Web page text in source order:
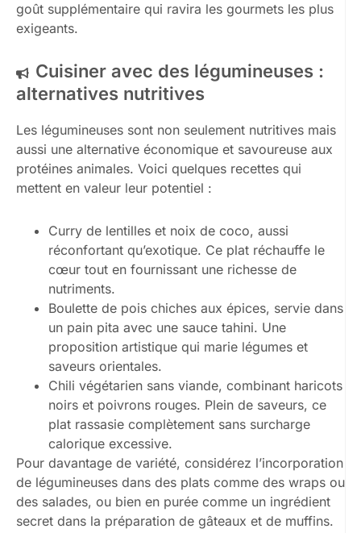
goût supplémentaire qui ravira les gourmets les plus
exigeants.
Cuisiner avec des légumineuses :
alternatives nutritives
Les légumineuses sont non seulement nutritives mais
aussi une alternative économique et savoureuse aux
protéines animales. Voici quelques recettes qui
mettent en valeur leur potentiel :
Curry de lentilles et noix de coco, aussi
réconfortant qu’exotique. Ce plat réchauffe le
cœur tout en fournissant une richesse de
nutriments.
Boulette de pois chiches aux épices, servie dans
un pain pita avec une sauce tahini. Une
proposition artistique qui marie légumes et
saveurs orientales.
Chili végétarien sans viande, combinant haricots
noirs et poivrons rouges. Plein de saveurs, ce
plat rassasie complètement sans surcharge
calorique excessive.
Pour davantage de variété, considérez l’incorporation
de légumineuses dans des plats comme des wraps ou
des salades, ou bien en purée comme un ingrédient
secret dans la préparation de gâteaux et de muffins.